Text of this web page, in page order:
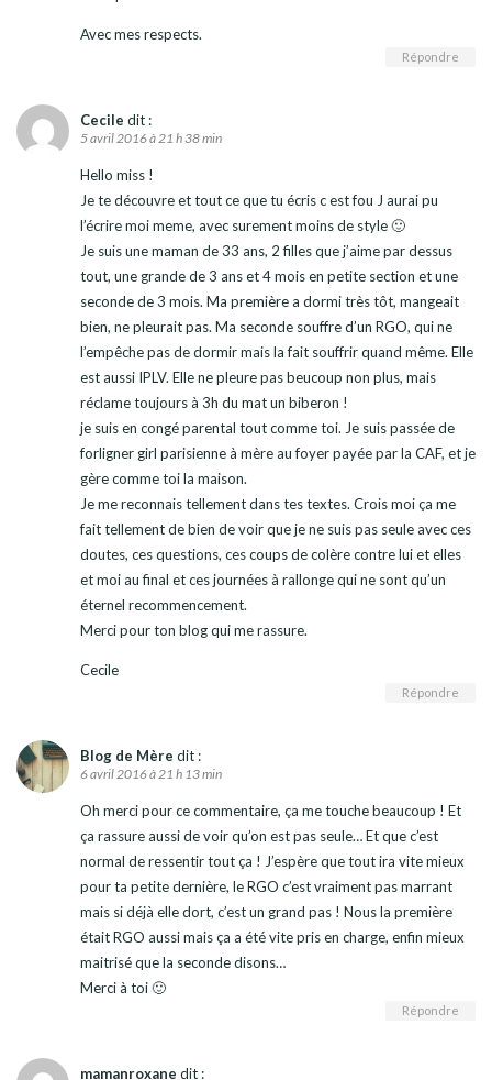
Avec mes respects.
Répondre
Cecile dit :
5 avril 2016 à 21 h 38 min
Hello miss !
Je te découvre et tout ce que tu écris c est fou J aurai pu
l’écrire moi meme, avec surement moins de style 🙂
Je suis une maman de 33 ans, 2 filles que j’aime par dessus
tout, une grande de 3 ans et 4 mois en petite section et une
seconde de 3 mois. Ma première a dormi très tôt, mangeait
bien, ne pleurait pas. Ma seconde souffre d’un RGO, qui ne
l’empêche pas de dormir mais la fait souffrir quand même. Elle
est aussi IPLV. Elle ne pleure pas beucoup non plus, mais
réclame toujours à 3h du mat un biberon !
je suis en congé parental tout comme toi. Je suis passée de
forligner girl parisienne à mère au foyer payée par la CAF, et je
gère comme toi la maison.
Je me reconnais tellement dans tes textes. Crois moi ça me
fait tellement de bien de voir que je ne suis pas seule avec ces
doutes, ces questions, ces coups de colère contre lui et elles
et moi au final et ces journées à rallonge qui ne sont qu’un
éternel recommencement.
Merci pour ton blog qui me rassure.
Cecile
Répondre
Blog de Mère dit :
6 avril 2016 à 21 h 13 min
Oh merci pour ce commentaire, ça me touche beaucoup ! Et
ça rassure aussi de voir qu’on est pas seule… Et que c’est
normal de ressentir tout ça ! J’espère que tout ira vite mieux
pour ta petite dernière, le RGO c’est vraiment pas marrant
mais si déjà elle dort, c’est un grand pas ! Nous la première
était RGO aussi mais ça a été vite pris en charge, enfin mieux
maitrisé que la seconde disons…
Merci à toi 🙂
Répondre
mamanroxane dit :